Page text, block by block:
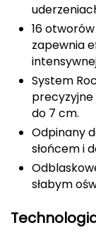
Deuter
Dolomite
EISBAR
ENERO
ENERO CAMP
ENERO PRO
16
zapewnia
System
do 7 cm.
Odpinany
słońcem i
słabym